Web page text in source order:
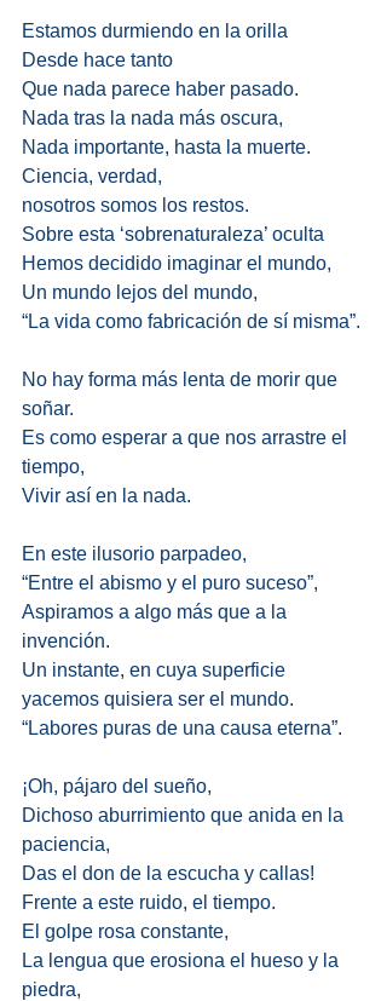
Estamos durmiendo en la orilla
Desde hace tanto
Que nada parece haber pasado.
Nada tras la nada más oscura,
Nada importante, hasta la muerte.
Ciencia, verdad,
nosotros somos los restos.
Sobre esta ‘sobrenaturaleza’ oculta
Hemos decidido imaginar el mundo,
Un mundo lejos del mundo,
“La vida como fabricación de sí misma”.
No hay forma más lenta de morir que
soñar.
Es como esperar a que nos arrastre el
tiempo,
Vivir así en la nada.
En este ilusorio parpadeo,
“Entre el abismo y el puro suceso”,
Aspiramos a algo más que a la
invención.
Un instante, en cuya superficie
yacemos quisiera ser el mundo.
“Labores puras de una causa eterna”.
¡Oh, pájaro del sueño,
Dichoso aburrimiento que anida en la
paciencia,
Das el don de la escucha y callas!
Frente a este ruido, el tiempo.
El golpe rosa constante,
La lengua que erosiona el hueso y la
piedra,